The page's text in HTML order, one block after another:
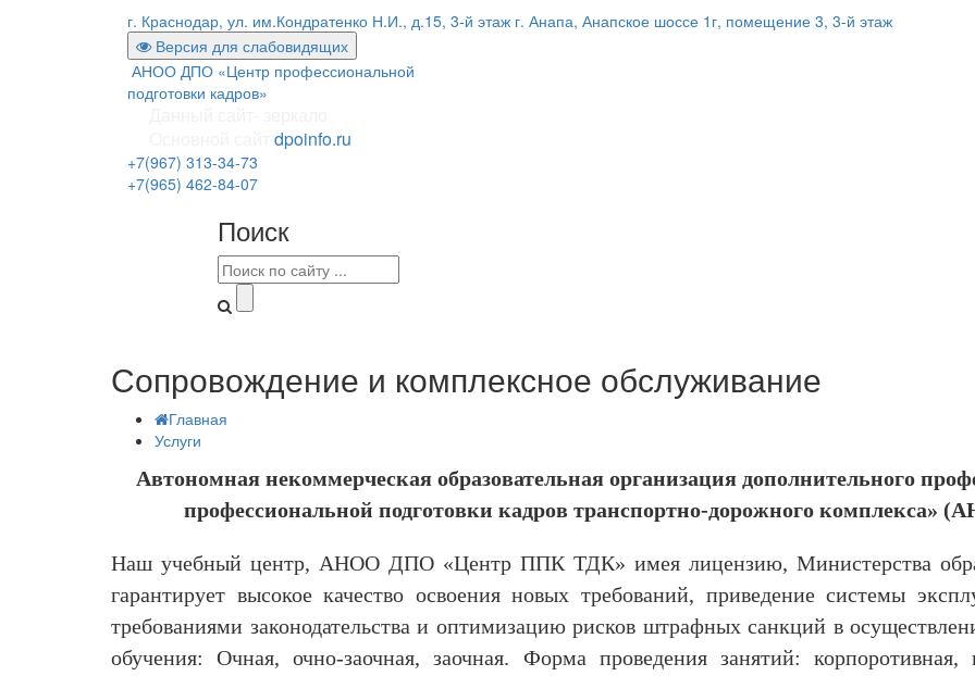
г. Краснодар, ул. им.Кондратенко Н.И., д.15, 3-й этаж г. Анапа, Анапское шоссе 1г, помещение 3, 3-й этаж
Версия для слабовидящих
АНОО ДПО «Центр профессиональной
подготовки кадров»
dpoinfo.ru
+7(967) 313-34-73
+7(965) 462-84-07
Поиск
Сопровождение и комплексное обслуживание
Главная
Услуги
Автономная некоммерческая образовательная организация дополнительного
профессиональной подготовки кадров транспортно-дорожного
Наш учебный центр, АНОО ДПО «Центр ППК ТДК» имея лицензию, Министерства
гарантирует высокое качество освоения новых требований, приведение системы
требованиями законодательства и оптимизацию рисков штрафных санкций в
обучения: Очная, очно-заочная, заочная. Форма проведения занятий: